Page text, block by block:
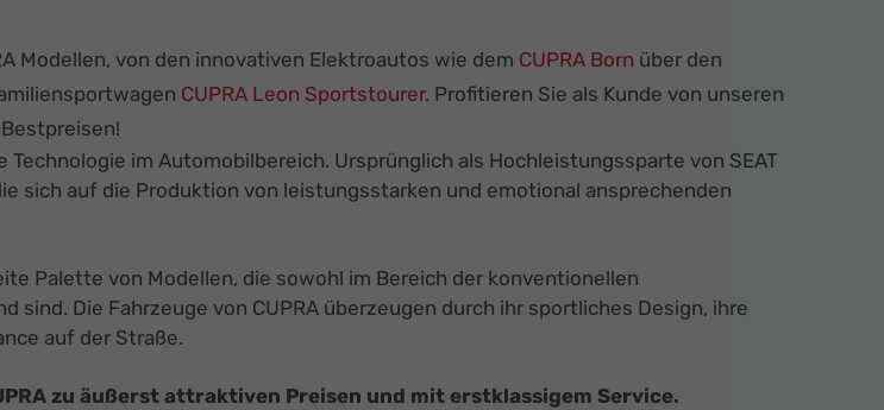
Modellen, von den innovativen Elektroautos wie dem CUPRA Born über den
CUPRA Leon Sportstourer. Profitieren Sie als Kunde von unseren
im Automobilbereich. Ursprünglich als Hochleistungssparte von SEAT
sich auf die Produktion von leistungsstarken und emotional ansprechenden
Palette von Modellen, die sowohl im Bereich der konventionellen
Die Fahrzeuge von CUPRA überzeugen durch ihr sportliches Design, ihre
auf der Straße.
zu äußerst attraktiven Preisen und mit erstklassigem Service.